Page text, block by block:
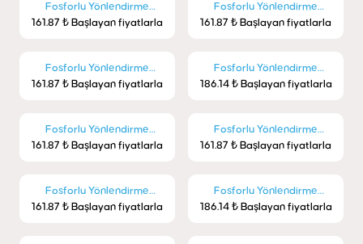
Fosforlu Yönlendirme
Levhaları - Çıkış
161.87 ₺ Başlayan fiyatlarla
Fosforlu Yönlendirme
Levhaları - Çıkış
161.87 ₺ Başlayan fiyatlarla
Fosforlu Yönlendirme
Levhaları - Acil Çıkış
161.87 ₺ Başlayan fiyatlarla
Fosforlu Yönlendirme
Levhaları - Acil Çıkış
186.14 ₺ Başlayan fiyatlarla
Fosforlu Yönlendirme
Levhaları - Acil Çıkış
161.87 ₺ Başlayan fiyatlarla
Fosforlu Yönlendirme
Levhaları - Acil Çıkış
161.87 ₺ Başlayan fiyatlarla
Fosforlu Yönlendirme
Levhaları - Çıkış
161.87 ₺ Başlayan fiyatlarla
Fosforlu Yönlendirme
Levhaları - Yangın Çıkışı
186.14 ₺ Başlayan fiyatlarla